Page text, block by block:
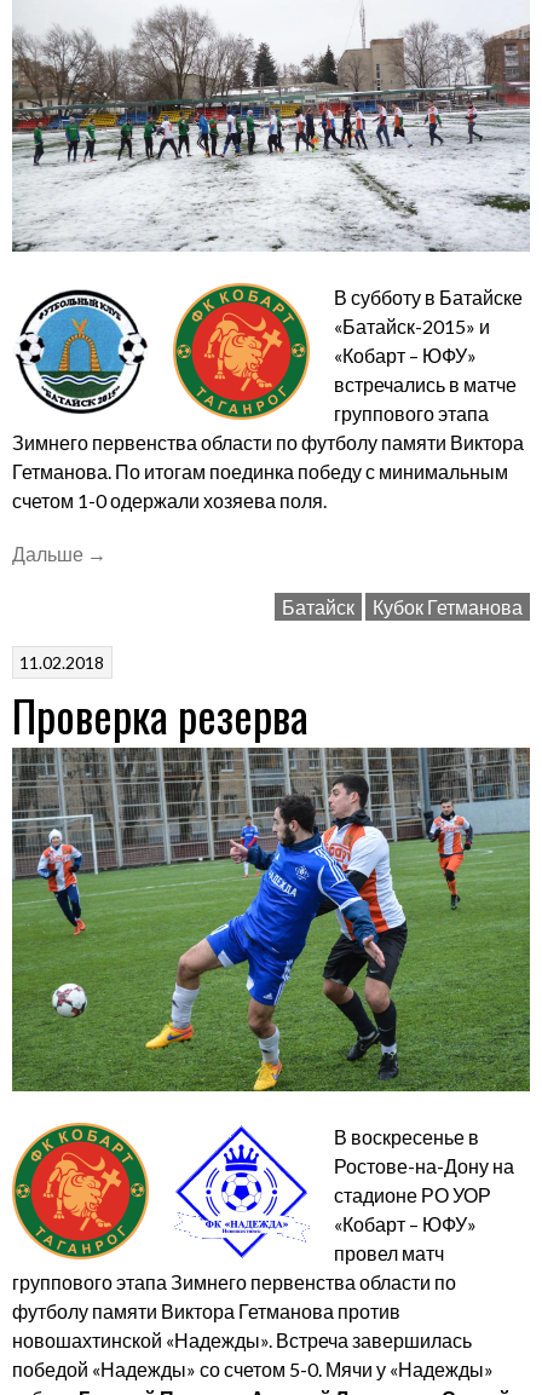
В субботу в Батайске
«Батайск-2015» и
«Кобарт – ЮФУ»
встречались в матче
группового этапа
Зимнего первенства области по футболу памяти Виктора
Гетманова. По итогам поединка победу с минимальным
счетом 1-0 одержали хозяева поля.
Дальше ««Батайск-2015»
ЮФУ»
1-
0»
→
Батайск Кубок Гетманова
11.02.2018
Проверка резерва
В воскресенье в
Ростове-на-Дону на
стадионе РО УОР
«Кобарт – ЮФУ»
провел матч
группового этапа Зимнего первенства области по
футболу памяти Виктора Гетманова против
новошахтинской «Надежды». Встреча завершилась
победой «Надежды» со счетом 5-0. Мячи у «Надежды»